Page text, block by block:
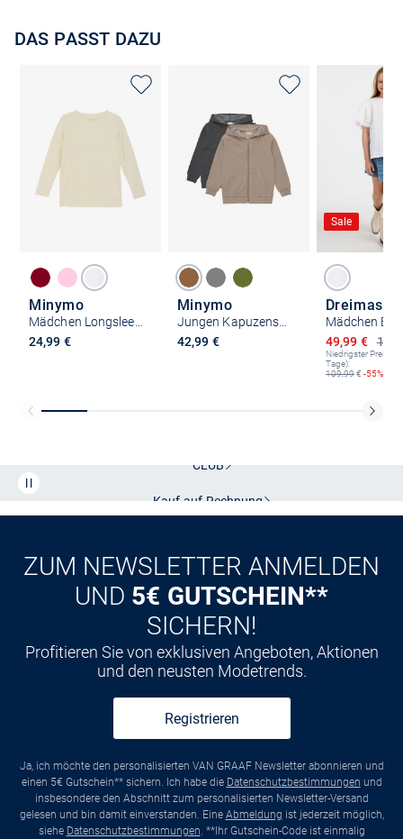
DAS PASST DAZU
Minymo
24,99 €
Minymo
42,99 €
Sale
Dreimaster
Ermäßigter
49,99 €
Niedrigster Preis
Tage):
109,99€ -55%
CLUB
ZUM NEWSLETTER ANMELDEN
UND 5€ GUTSCHEIN**
SICHERN!
Profitieren Sie von exklusiven Angeboten, Aktionen
und den neusten Modetrends.
Registrieren
Ja, ich möchte den personalisierten VAN GRAAF Newsletter abonnieren und
einen 5€ Gutschein** sichern. Ich habe die Datenschutzbestimmungen und
insbesondere den Abschnitt zum personalisierten Newsletter-Versand
gelesen und bin damit einverstanden. Eine Abmeldung ist jederzeit möglich,
siehe Datenschutzbestimmungen. **Ihr Gutschein-Code ist einmalig